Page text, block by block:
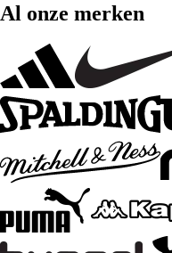
Al onze merken